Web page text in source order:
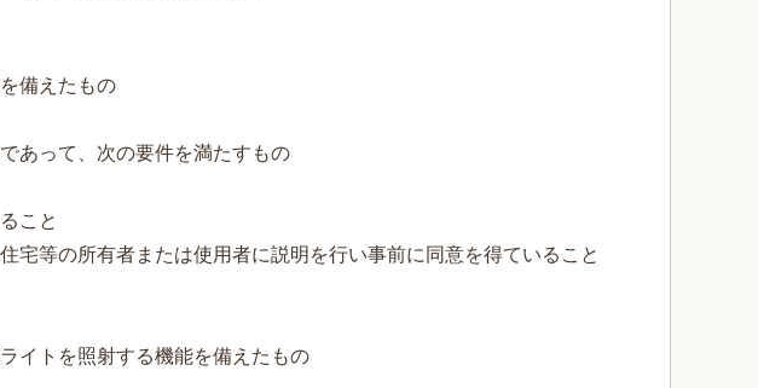
備えたもの
って、次の要件を満たすもの
こと
の所有者または使用者に説明を行い事前に同意を得ていること
トを照射する機能を備えたもの